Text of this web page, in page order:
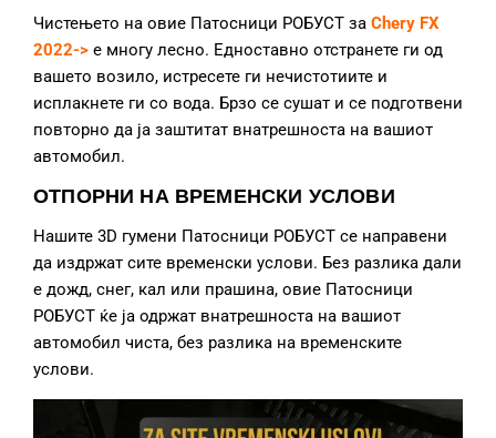
Чистењето на овие Патосници РОБУСТ за Chery FX
2022-> е многу лесно. Едноставно отстранете ги од
вашето возило, истресете ги нечистотиите и
исплакнете ги со вода. Брзо се сушат и се подготвени
повторно да ја заштитат внатрешноста на вашиот
автомобил.
ОТПОРНИ НА ВРЕМЕНСКИ УСЛОВИ
Нашите 3D гумени Патосници РОБУСТ се направени
да издржат сите временски услови. Без разлика дали
е дожд, снег, кал или прашина, овие Патосници
РОБУСТ ќе ја одржат внатрешноста на вашиот
автомобил чиста, без разлика на временските
услови.